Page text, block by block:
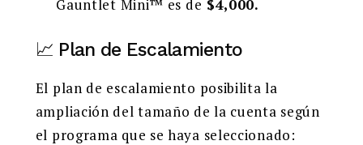
Gauntlet Mini™ es de $4,000.
📈 Plan de Escalamiento
El plan de escalamiento posibilita la
ampliación del tamaño de la cuenta según
el programa que se haya seleccionado: